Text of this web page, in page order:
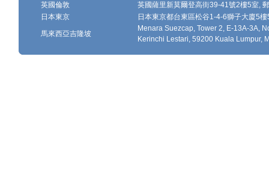
英國倫敦
英國薩里新莫爾登高街39-41號2樓5室,
日本東京
日本東京都台東區松谷1-4-6獅子大廈5
馬來西亞吉隆坡
Menara Suezcap, Tower 2, E-13A-3A,
Kerinchi Lestari, 59200 Kuala Lumpur,